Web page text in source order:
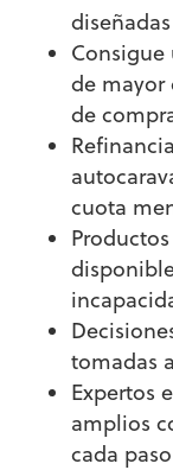
de mayor
de
cuota
tomadas
Expertos
amplios
cada